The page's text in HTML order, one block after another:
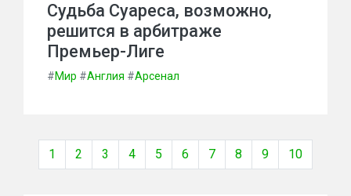
Судьба Суареса, возможно,
решится в арбитраже
Премьер-Лиге
#Мир #Англия #Арсенал
1 2 3 4 5 6 7 8 9 10